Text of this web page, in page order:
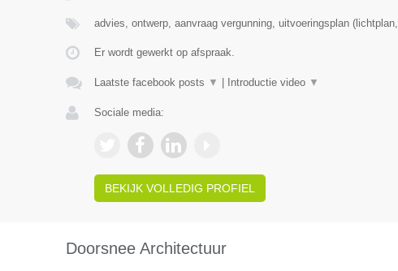
advies, ontwerp, aanvraag vergunning, uitvoeringsplan (lichtplan,
Er wordt gewerkt op afspraak.
Laatste facebook posts ▼ Introductie video ▼
Sociale media:
BEKIJK VOLLEDIG PROFIEL
Doorsnee Architectuur